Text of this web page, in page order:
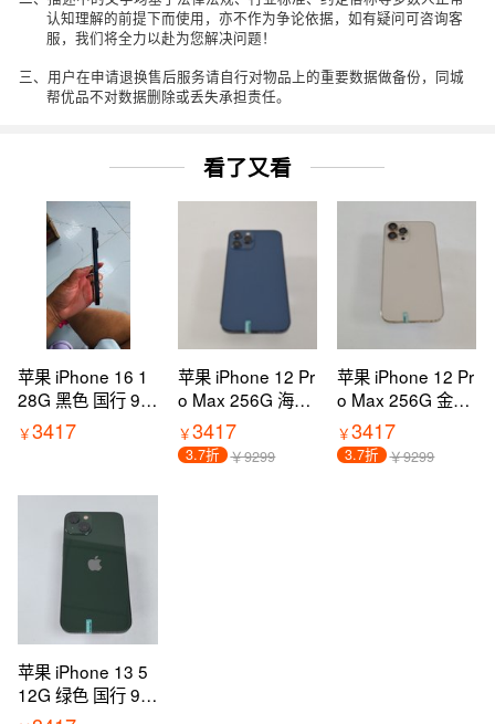
认知理解的前提下而使用，亦不作为争论依据，如有疑问可咨询客
服，我们将全力以赴为您解决问题！
三、用户在申请退换售后服务请自行对物品上的重要数据做备份，同城
帮优品不对数据删除或丢失承担责任。
看了又看
苹果 iPhone 16 1
28G 黑色 国行 95
新 5G全网通 过保
￥3417
苹果 iPhone 12 Pr
o Max 256G 海蓝
色 国行 95新 5G全
网通 过保
￥3417
3.7折 ￥9299
苹果 iPhone 12 Pr
o Max 256G 金色
国行 95新 5G全网
通 过保
￥3417
3.7折 ￥9299
苹果 iPhone 13 5
12G 绿色 国行 9新
5G全网通 过保